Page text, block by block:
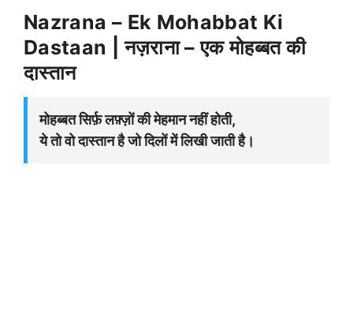
Nazrana – Ek Mohabbat Ki
Dastaan | नज़राना – एक मोहब्बत की
दास्तान
मोहब्बत सिर्फ़ लफ़्ज़ों की मेहमान नहीं होती,
ये तो वो दास्तान है जो दिलों में लिखी जाती है।